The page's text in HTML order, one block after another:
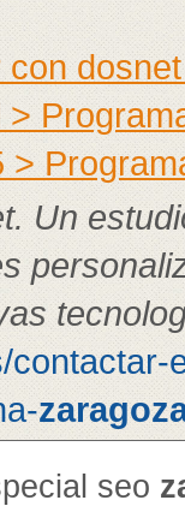
>
Un
seo